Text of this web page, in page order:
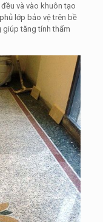
và vào khuôn tạo
lớp bảo vệ trên bề
giúp tăng tính thẩm